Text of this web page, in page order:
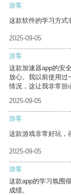
游客
这款软件的学习方式
2025-09-05
游客
这款加速器app的安
放心。我以前使用过
情况，这让我非常担
2025-09-05
游客
这款游戏非常好玩，
2025-09-05
游客
这款app的学习氛围
成绩。